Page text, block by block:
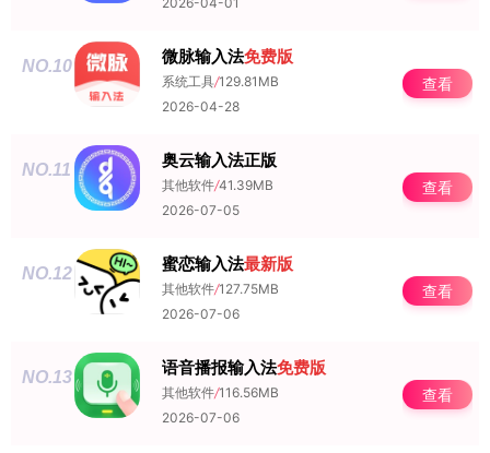
NO.10 微脉输入法免费版
系统工具/129.81MB
2026-04-28
查看
NO.11 奥云输入法正版
其他软件/41.39MB
2026-07-05
查看
NO.12 蜜恋输入法最新版
其他软件/127.75MB
2026-07-06
查看
NO.13 语音播报输入法免费版
其他软件/116.56MB
2026-07-06
查看